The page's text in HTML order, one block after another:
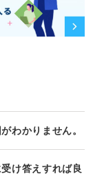
わかりません。
け答えすれば良